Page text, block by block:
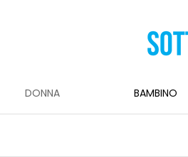
DONNA BAMBINO